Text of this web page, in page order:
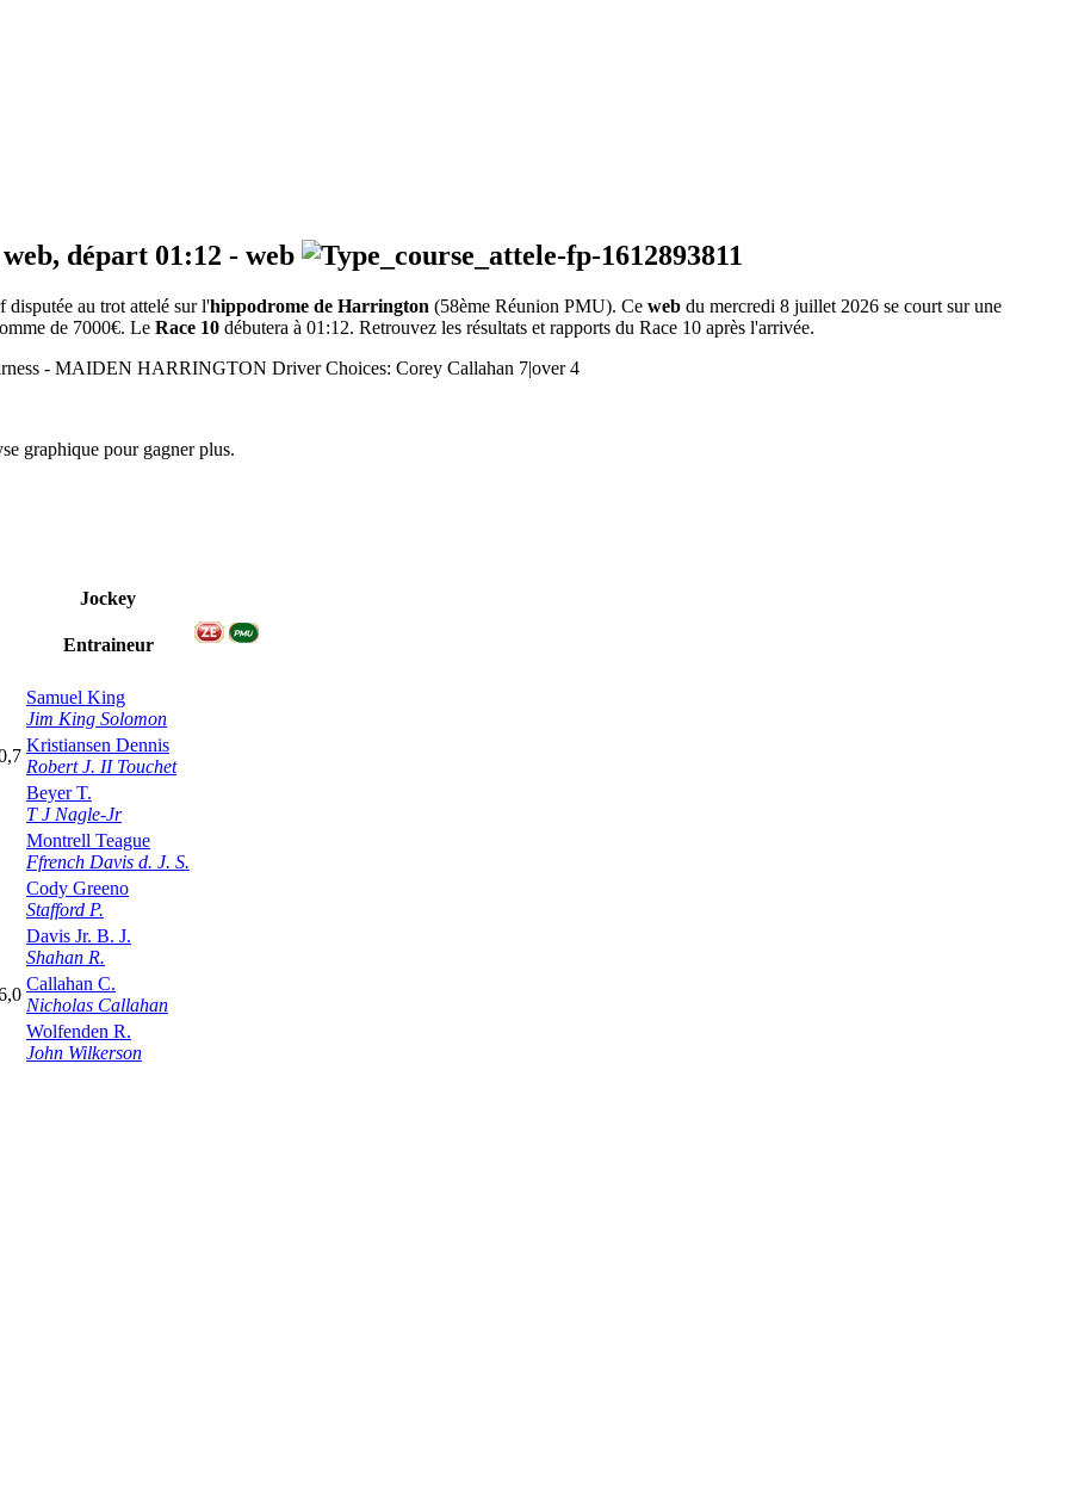
départ 01:12 - web
disputée au trot attelé sur l'hippodrome de Harrington (58ème Réunion PMU). Ce web du mercredi 8 juillet 2026 se court sur une
de 7000€. Le Race 10 débutera à 01:12. Retrouvez les résultats et rapports du Race 10 après l'arrivée.
- MAIDEN HARRINGTON Driver Choices: Corey Callahan 7|over 4
graphique pour gagner plus.
Jockey
Entraineur
Samuel King
Jim King Solomon
Kristiansen Dennis
Robert J. II Touchet
Beyer T.
T J Nagle-Jr
Montrell Teague
Ffrench Davis d. J. S.
Cody Greeno
Stafford P.
Davis Jr. B. J.
Shahan R.
Callahan C.
Nicholas Callahan
Wolfenden R.
John Wilkerson